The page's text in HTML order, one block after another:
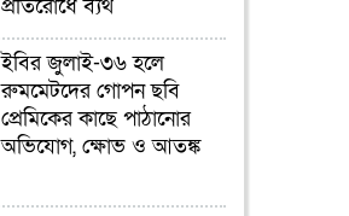
প্রতিরোধে ব্যর্থ
ইবির জুলাই-৩৬ হলে
রুমমেটদের গোপন ছবি
প্রেমিকের কাছে পাঠানোর
অভিযোগ, ক্ষোভ ও আতঙ্ক